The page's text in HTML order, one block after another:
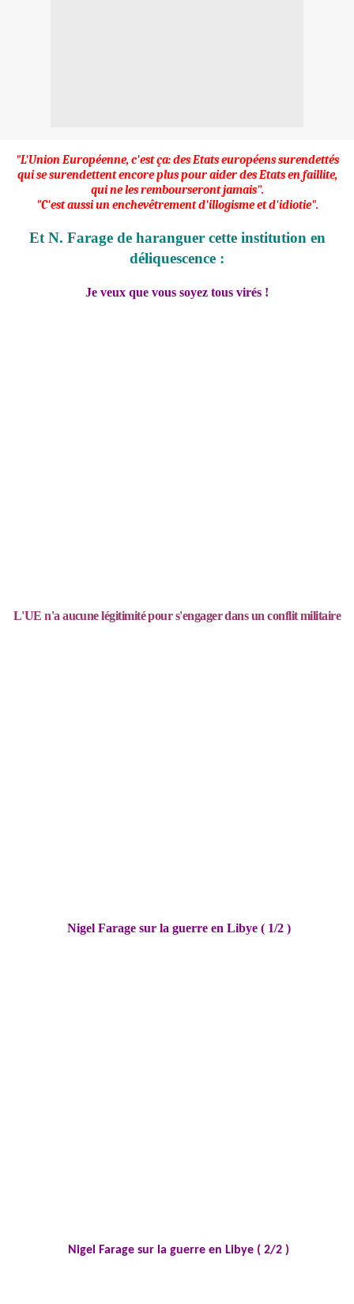
"L'Union Européenne, c'est ça: des Etats européens surendettés
qui se surendettent encore plus pour aider des Etats en faillite,
qui ne les rembourseront jamais".
"C'est aussi un enchevêtrement d'illogisme et d'idiotie".
Et N. Farage de haranguer cette institution en
déliquescence :
Je veux que vous soyez tous virés !
L'UE n'a aucune légitimité pour s'engager dans un conflit militaire
Nigel Farage sur la guerre en Libye ( 1/2 )
Nigel Farage sur la guerre en Libye ( 2/2 )